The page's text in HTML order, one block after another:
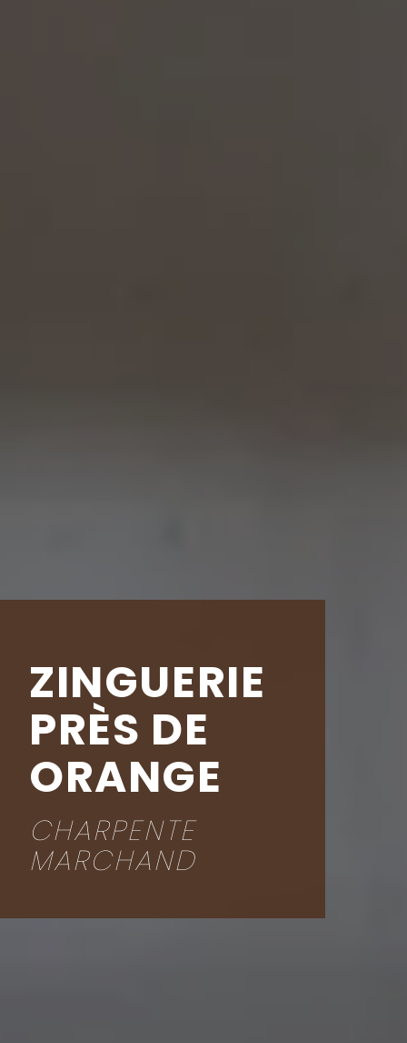
ZINGUERIE
PRÈS DE
ORANGE
CHARPENTE
MARCHAND